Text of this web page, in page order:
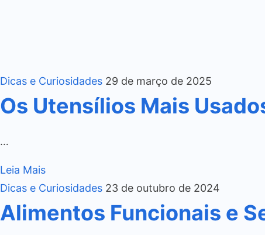
Dicas e Curiosidades 29 de março de 2025
Os Utensílios Mais
…
Leia Mais
Dicas e Curiosidades 23 de outubro de 2024
Alimentos Funcionais e